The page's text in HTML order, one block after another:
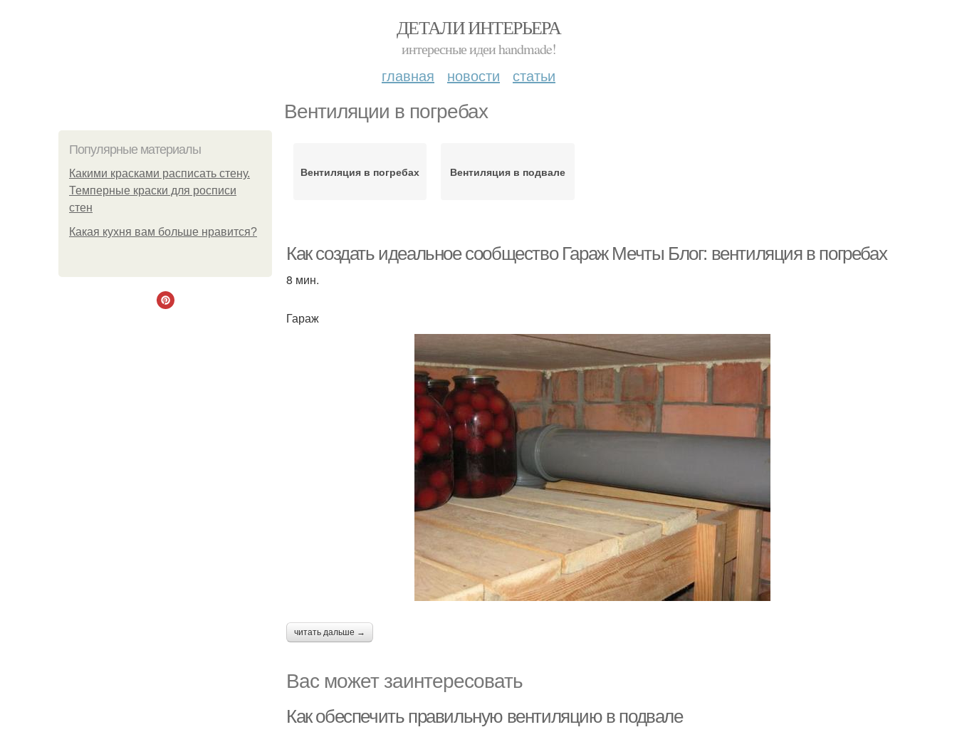
ДЕТАЛИ ИНТЕРЬЕРА
интересные идеи handmade!
главная новости статьи
Вентиляции в погребах
Популярные материалы
Какими красками расписать стену.
Темперные краски для росписи
стен
Какая кухня вам больше нравится?
Вентиляция в погребах Вентиляция в подвале
Как создать идеальное сообщество Гараж Мечты Блог: вентиляция в погребах
8 мин.
Гараж
читать дальше →
Вас может заинтересовать
Как обеспечить правильную вентиляцию в подвале